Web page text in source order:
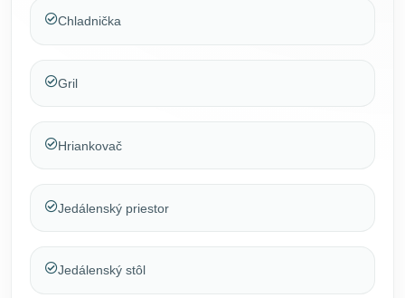
Chladnička
Gril
Hriankovač
Jedálenský priestor
Jedálenský stôl